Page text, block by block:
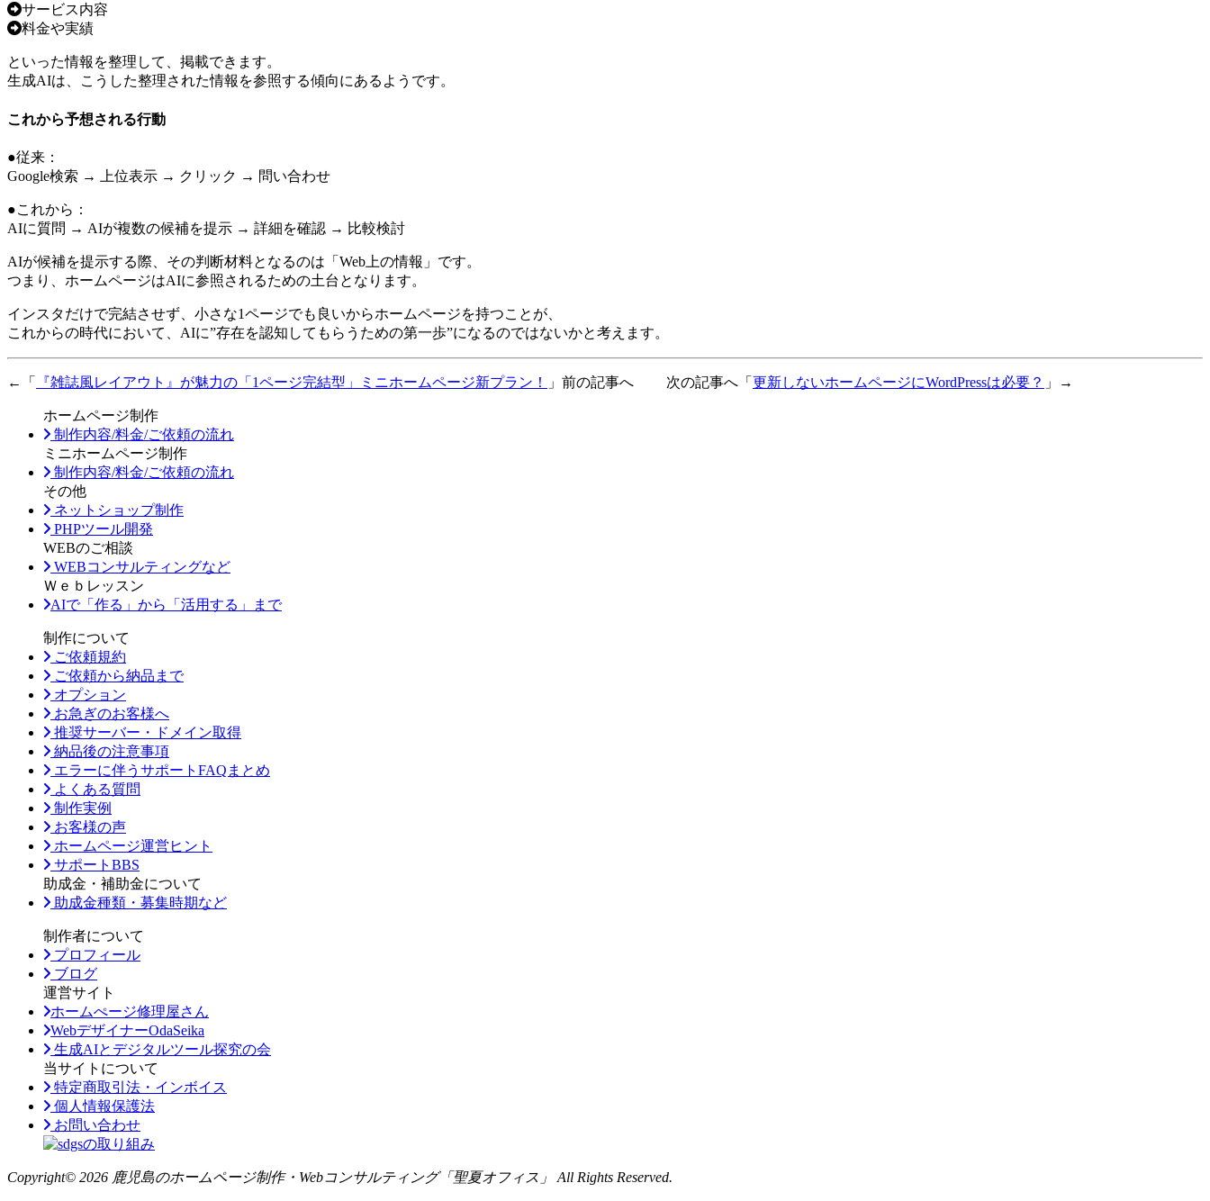
サービス内容
料金や実績
といった情報を整理して、掲載できます。
生成AIは、こうした整理された情報を参照する傾向にあるようです。
これから予想される行動
●従来：
Google検索 → 上位表示 → クリック → 問い合わせ
●これから：
AIに質問 → AIが複数の候補を提示 → 詳細を確認 → 比較検討
AIが候補を提示する際、その判断材料となるのは「Web上の情報」 です。
つまり、 ホームページはAIに参照されるための土台 となります。
インスタだけで完結させず、小さな1ページでも良いからホームページを持つことが、
これからの時代において、AIに”存在を認知してもらうための第一歩”になるのではないかと考えます。
←「 『雑誌風レイアウト』が魅力の「1ページ完結型」ミニホームページ新プラン！ 」前の記事へ 次の記事へ「 更新しないホームページにWordPressは必要？ 」→
ホームページ制作
制作内容/料金/ご依頼の流れ
ミニホームページ制作
制作内容/料金/ご依頼の流れ
その他
ネットショップ制作
PHPツール開発
WEBのご相談
WEBコンサルティングなど
Ｗｅｂレッスン
AIで「作る」から「活用する」まで
制作について
ご依頼規約
ご依頼から納品まで
オプション
お急ぎのお客様へ
推奨サーバー・ドメイン取得
納品後の注意事項
エラーに伴うサポートFAQまとめ
よくある質問
制作実例
お客様の声
ホームページ運営ヒント
サポートBBS
助成金・補助金について
助成金種類・募集時期など
制作者について
プロフィール
ブログ
運営サイト
ホームぺージ修理屋さん
WebデザイナーOdaSeika
生成AIとデジタルツール探究の会
当サイトについて
特定商取引法・インボイス
個人情報保護法
お問い合わせ
Copyright© 2026 鹿児島のホームページ制作・Webコンサルティング「聖夏オフィス」 All Rights Reserved.